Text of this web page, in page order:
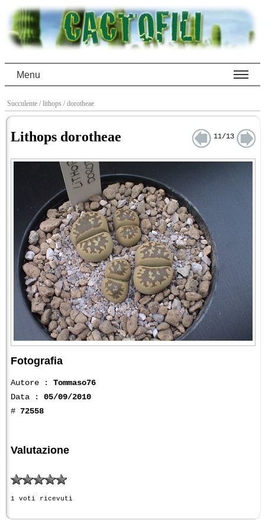
Menu
Succulente / lithops / dorotheae
Lithops dorotheae 11/13
Fotografia
Autore : Tommaso76
Data : 05/09/2010
# 72558
Valutazione
1 voti ricevuti